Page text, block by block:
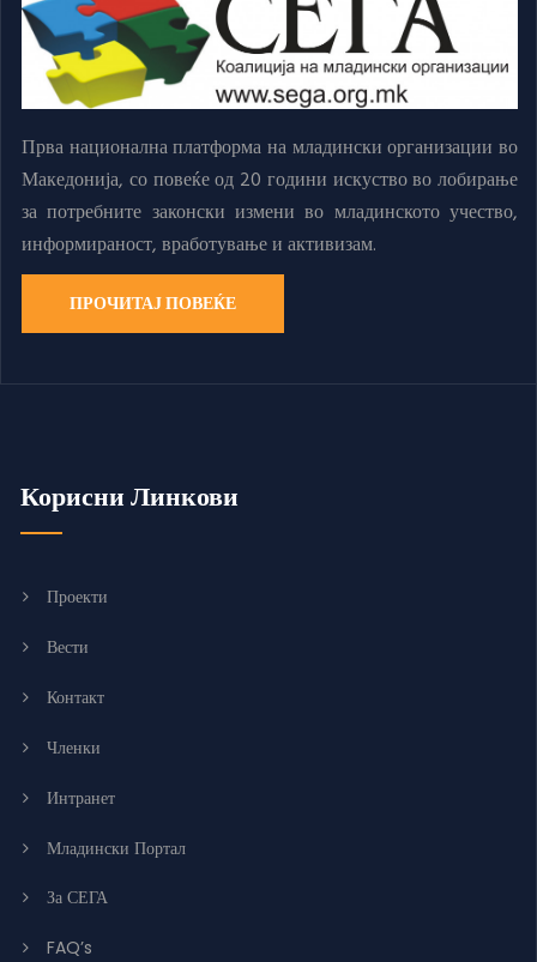
Прва национална платформа на младински организации во
Македонија, со повеќе од 20 години искуство во лобирање
за потребните законски измени во младинското учество,
информираност, вработување и активизам.
ПРОЧИТАЈ ПОВЕЌЕ
Корисни Линкови
Проекти
Вести
Контакт
Членки
Интранет
Младински Портал
За СЕГА
FAQ’s